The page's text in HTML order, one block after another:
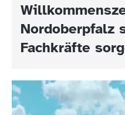
Nordoberpfalz
Fachkräfte